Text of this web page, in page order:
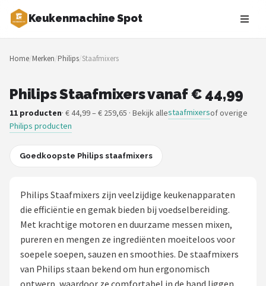
Keukenmachine Spot
Zoeken
NAVIGATIE
Merken
Blog
Restaurants
Keukenmachines
Staafmixers
Home/Merken/Philips/Staafmixers
Philips Staafmixers vanaf € 44,99
11 producten· € 44,99 – € 259,65 · Bekijk allestaafmixersof overige
Philips producten
Goedkoopste Philips staafmixers
Philips Staafmixers zijn veelzijdige keukenapparaten
die efficiëntie en gemak bieden bij voedselbereiding.
Met krachtige motoren en duurzame messen mixen,
pureren en mengen ze ingrediënten moeiteloos voor
soepele soepen, sauzen en smoothies. De staafmixers
van Philips staan bekend om hun ergonomisch
ontwerp, waardoor ze comfortabel in de hand liggen.